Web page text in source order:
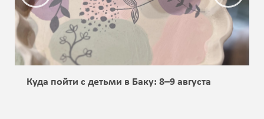
Куда пойти с детьми в Баку: 8–9 августа